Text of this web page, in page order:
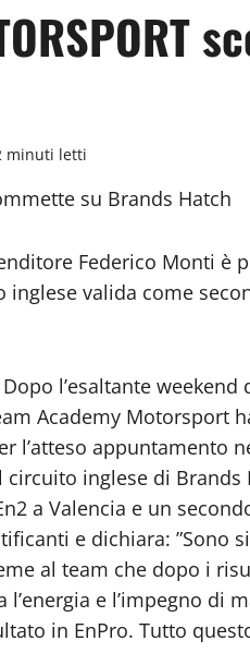
minuti letti
su Brands Hatch
Federico Monti è
valida come
Dopo l’esaltante
Academy Motorsport
l’atteso appuntamento
circuito inglese di
a Valencia e un
e dichiara: ”Sono
al team che dopo i
l’energia e l’impegno di
in EnPro. Tutto